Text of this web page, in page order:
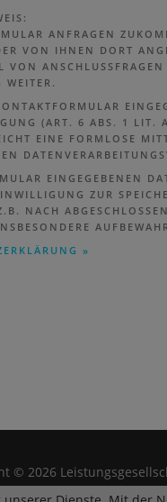
ANFRAGEN
VON IHNEN DORT
(ART. 6 ABS. 1 LIT.
EINE FORMLOSE
EINGEGEBENEN
ZUR
NACH
»
© 2026